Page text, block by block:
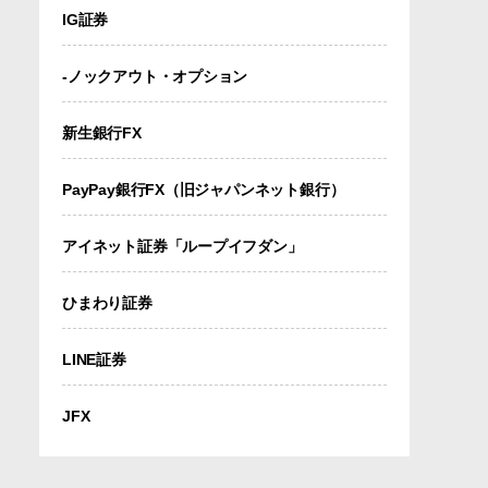
IG証券
-ノックアウト・オプション
新生銀行FX
PayPay銀行FX（旧ジャパンネット銀行）
アイネット証券「ループイフダン」
ひまわり証券
LINE証券
JFX